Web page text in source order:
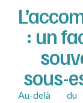
: un
sous-
Au-delà du